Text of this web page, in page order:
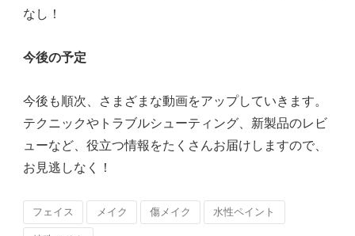
なし！
今後の予定
今後も順次、さまざまな動画をアップしていきます。
テクニックやトラブルシューティング、新製品のレビ
ューなど、役立つ情報をたくさんお届けしますので、
お見逃しなく！
フェイス メイク 傷メイク 水性ペイント